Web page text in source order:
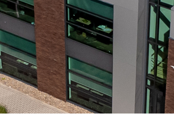
Werken bij Melkweg|Fritom
Over ons